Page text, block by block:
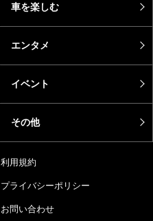
車を楽しむ
エンタメ
イベント
その他
利用規約
プライバシーポリシー
お問い合わせ